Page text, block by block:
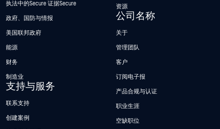
执法中的Secure 证据Secure
政府、国防与情报
美国联邦政府
能源
财务
制造业
支持与服务
联系支持
创建案例
资源
公司名称
关于
管理团队
客户
订阅电子报
产品合规与认证
职业生涯
空缺职位